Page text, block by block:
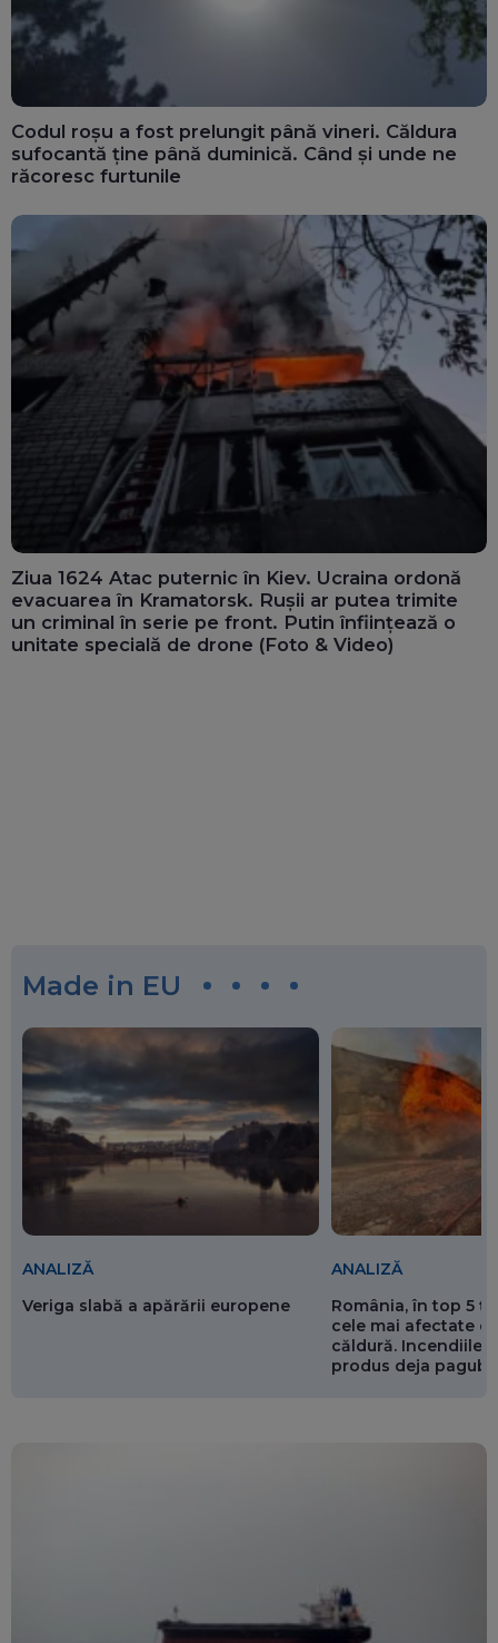
Codul roșu a fost prelungit până vineri. Căldura
sufocantă ține până duminică. Când și unde ne
răcoresc furtunile
Ziua 1624 Atac puternic în Kiev. Ucraina ordonă
evacuarea în Kramatorsk. Rușii ar putea trimite
un criminal în serie pe front. Putin înființează o
unitate specială de drone (Foto & Video)
Made in EU
ANALIZĂ
Veriga slabă a apărării europene
ANALIZĂ
România, în top 5
cele mai afectate
căldură. Incendiile
produs deja